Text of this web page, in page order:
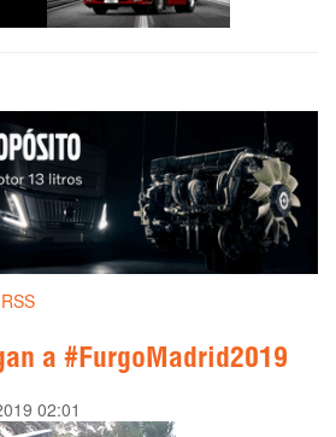
a #FurgoMadrid2019
02:01